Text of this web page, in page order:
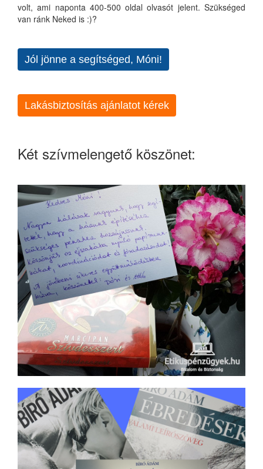
volt, ami naponta 400-500 oldal olvasót jelent. Szükséged
van ránk Neked is :)?
Jól jönne a segítséged, Móni!
Lakásbiztosítás ajánlatot kérek
Két szívmelengető köszönet: